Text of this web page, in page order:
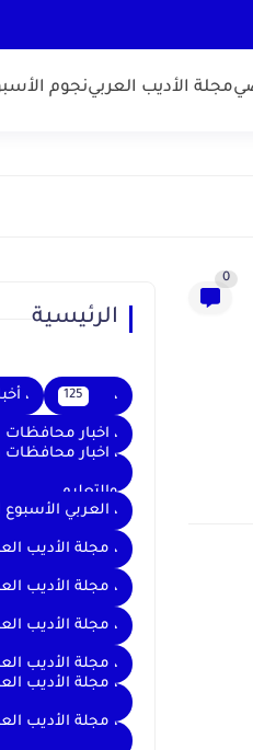
مجلة الأديب العربينجوم
0
الرئيسية
، 125 ،
، اخبار محافظات
، اخبار محافظات
والتعليم
، العربي الأسبوع
، مجلة الأديب
، مجلة الأديب
، مجلة الأديب
، مجلة الأديب
، مجلة الأديب
،، مجلة الأديب